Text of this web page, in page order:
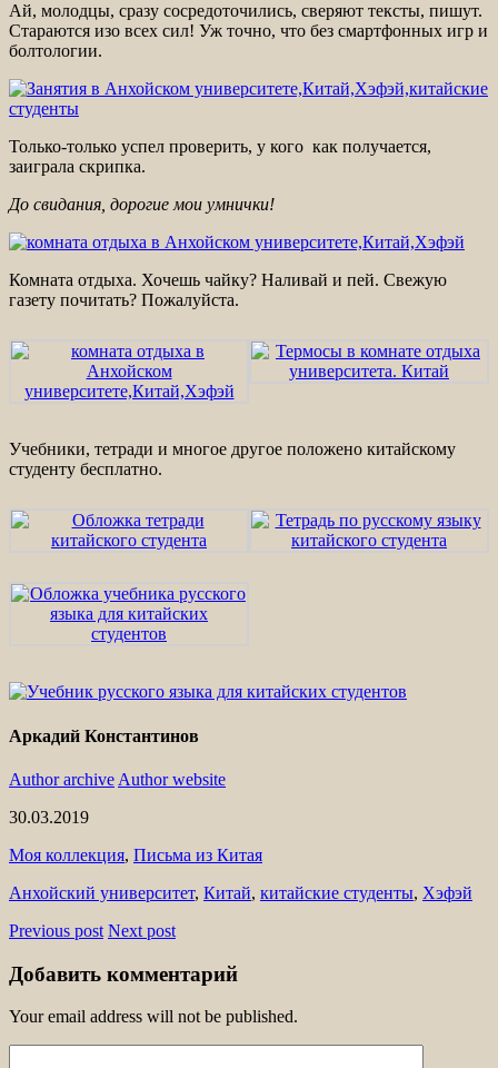
Ай, молодцы, сразу сосредоточились, сверяют тексты, пишут.
Стараются изо всех сил! Уж точно, что без смартфонных игр и
болтологии.
Только-только успел проверить, у кого как получается,
заиграла скрипка.
До свидания, дорогие мои умнички!
Комната отдыха. Хочешь чайку? Наливай и пей. Свежую
газету почитать? Пожалуйста.
Учебники, тетради и многое другое положено китайскому
студенту бесплатно.
Аркадий Константинов
Author archive Author website
30.03.2019
Моя коллекция, Письма из Китая
Анхойский университет, Китай, китайские студенты, Хэфэй
Previous post Next post
Добавить комментарий
Your email address will not be published.